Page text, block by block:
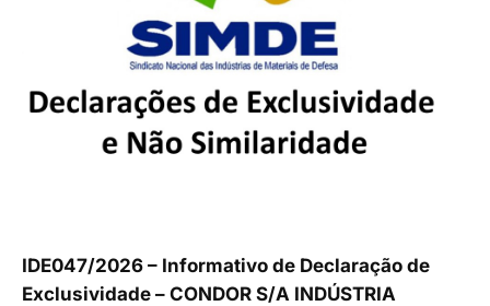
IDE047/2026 – Informativo de Declaração de
Exclusividade – CONDOR S/A INDÚSTRIA